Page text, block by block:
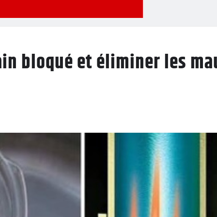
bloqué et éliminer les